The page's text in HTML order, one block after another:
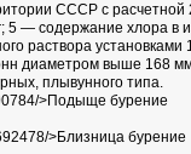
СССР с расчетной
5 — содержание хлора в
раствора
диаметром выше 168
плывунного типа.
>Подыще бурение
>Близница бурение